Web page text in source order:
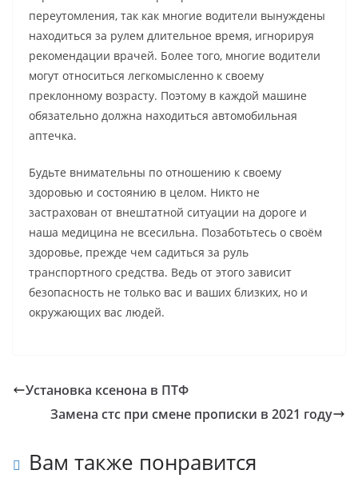
переутомления, так как многие водители вынуждены
находиться за рулем длительное время, игнорируя
рекомендации врачей. Более того, многие водители
могут относиться легкомысленно к своему
преклонному возрасту. Поэтому в каждой машине
обязательно должна находиться автомобильная
аптечка.
Будьте внимательны по отношению к своему
здоровью и состоянию в целом. Никто не
застрахован от внештатной ситуации на дороге и
наша медицина не всесильна. Позаботьтесь о своём
здоровье, прежде чем садиться за руль
транспортного средства. Ведь от этого зависит
безопасность не только вас и ваших близких, но и
окружающих вас людей.
Установка ксенона в ПТФ
Замена стс при смене прописки в 2021 году
Вам также понравится